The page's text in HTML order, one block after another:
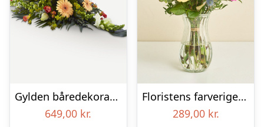
Gylden båredekoration
649,00 kr.
Floristens farverige kondolencebuket
289,00 kr.